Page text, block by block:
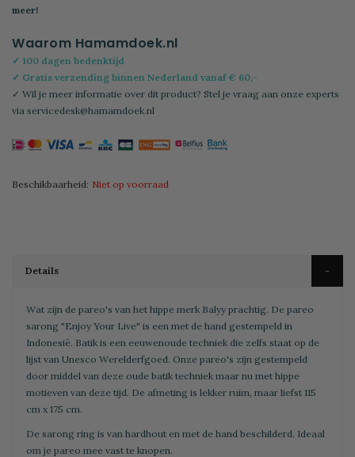
meer!
Waarom Hamamdoek.nl
✓ 100 dagen bedenktijd
✓ Gratis verzending binnen Nederland vanaf € 60,-
✓ Wil je meer informatie over dit product? Stel je vraag aan onze experts
via servicedesk@hamamdoek.nl
Beschikbaarheid: Niet op voorraad
Details
Wat zijn de pareo's van het hippe merk Balyy prachtig. De pareo
sarong "Enjoy Your Live" is een met de hand gestempeld in
Indonesië. Batik is een eeuwenoude techniek die zelfs staat op de
lijst van Unesco Werelderfgoed. Onze pareo's zijn gestempeld
door middel van deze oude batik techniek maar nu met hippe
motieven van deze tijd. De afmeting is lekker ruim, maar liefst 115
cm x 175 cm.
De sarong ring is van hardhout en met de hand beschilderd. Ideaal
om je pareo mee vast te knopen.